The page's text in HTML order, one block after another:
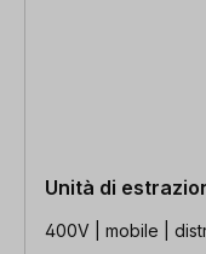
Unità di
400V | mobile |